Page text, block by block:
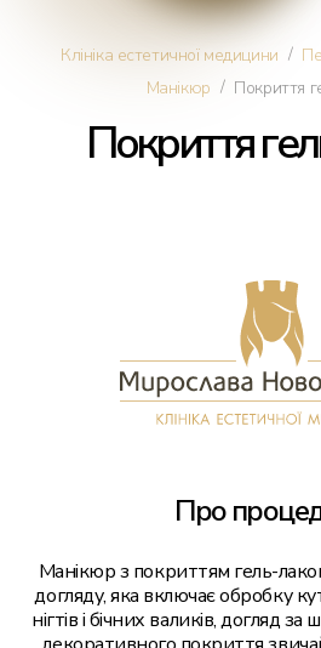
Косметологія
Трансплантація
Перукарські послуги
Подологія
Клініка естетичної медицини /
Манікюр / Покриття
Покриття
Про
Манікюр з покриттям гель-
догляду, яка включає обробку
нігтів і бічних валиків, догляд